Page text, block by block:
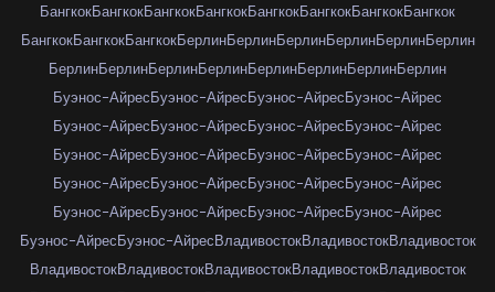
БангкокБангкокБангкокБангкокБангкокБангкокБангкокБангкок
БангкокБангкокБангкокБерлинБерлинБерлинБерлинБерлинБерлин
БерлинБерлинБерлинБерлинБерлинБерлинБерлинБерлин
Буэнос-АйресБуэнос-АйресБуэнос-АйресБуэнос-Айрес
Буэнос-АйресБуэнос-АйресБуэнос-АйресБуэнос-Айрес
Буэнос-АйресБуэнос-АйресБуэнос-АйресБуэнос-Айрес
Буэнос-АйресБуэнос-АйресБуэнос-АйресБуэнос-Айрес
Буэнос-АйресБуэнос-АйресБуэнос-АйресБуэнос-Айрес
Буэнос-АйресБуэнос-АйресВладивостокВладивостокВладивосток
ВладивостокВладивостокВладивостокВладивостокВладивосток